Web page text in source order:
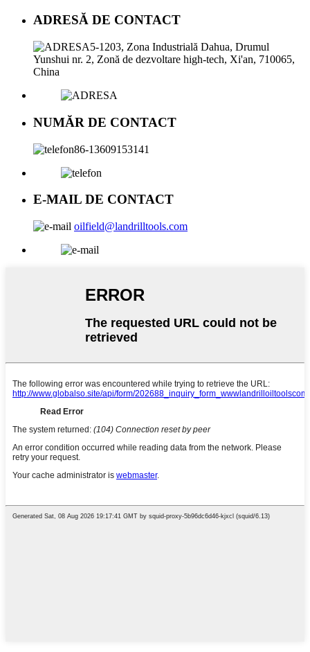
ADRESĂ DE CONTACT
5-1203, Zona Industrială Dahua, Drumul
Yunshui nr. 2, Zonă de dezvoltare high-tech, Xi'an, 710065,
China
NUMĂR DE CONTACT
86-13609153141
E-MAIL DE CONTACT
oilfield@landrilltools.com